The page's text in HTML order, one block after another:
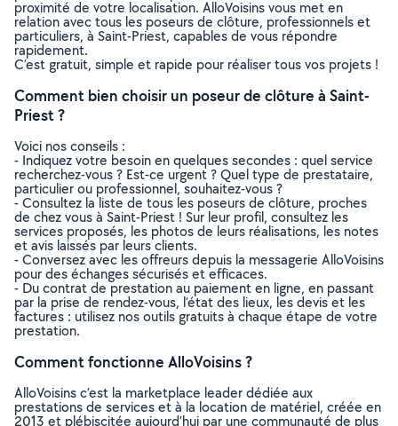
proximité de votre localisation. AlloVoisins vous met en
relation avec tous les poseurs de clôture, professionnels et
particuliers, à Saint-Priest, capables de vous répondre
rapidement.
C’est gratuit, simple et rapide pour réaliser tous vos projets !
Comment bien choisir un poseur de clôture à Saint-
Priest ?
Voici nos conseils :
- Indiquez votre besoin en quelques secondes : quel service
recherchez-vous ? Est-ce urgent ? Quel type de prestataire,
particulier ou professionnel, souhaitez-vous ?
- Consultez la liste de tous les poseurs de clôture, proches
de chez vous à Saint-Priest ! Sur leur profil, consultez les
services proposés, les photos de leurs réalisations, les notes
et avis laissés par leurs clients.
- Conversez avec les offreurs depuis la messagerie AlloVoisins
pour des échanges sécurisés et efficaces.
- Du contrat de prestation au paiement en ligne, en passant
par la prise de rendez-vous, l’état des lieux, les devis et les
factures : utilisez nos outils gratuits à chaque étape de votre
prestation.
Comment fonctionne AlloVoisins ?
AlloVoisins c’est la marketplace leader dédiée aux
prestations de services et à la location de matériel, créée en
2013 et plébiscitée aujourd’hui par une communauté de plus